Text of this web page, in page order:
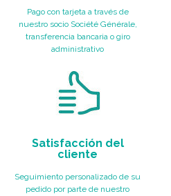
Pago con tarjeta a través de
nuestro socio Société Générale,
transferencia bancaria o giro
administrativo
Satisfacción del
cliente
Seguimiento personalizado de su
pedido por parte de nuestro